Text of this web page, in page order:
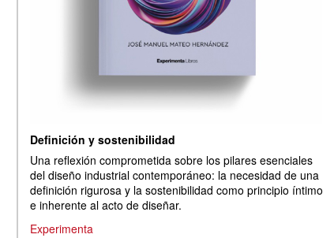
Definición y sostenibilidad
Una reflexión comprometida sobre los pilares esenciales
del diseño industrial contemporáneo: la necesidad de una
definición rigurosa y la sostenibilidad como principio íntimo
e inherente al acto de diseñar.
Experimenta